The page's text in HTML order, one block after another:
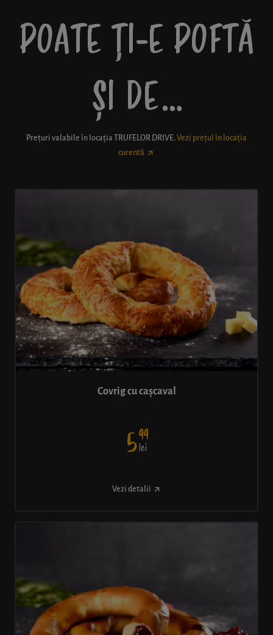
POATE ȚI-E POFTĂ
ȘI DE…
Prețuri valabile în locația TRUFELOR DRIVE. Vezi prețul în locația
curentă
Covrig cu cașcaval
599
lei
Vezi detalii